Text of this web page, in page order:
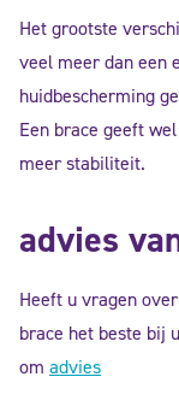
Het grootste
veel meer dan een
huidbescherming
Een brace geeft
meer stabiliteit.
advies
Heeft u vragen
brace het beste bij
om advies